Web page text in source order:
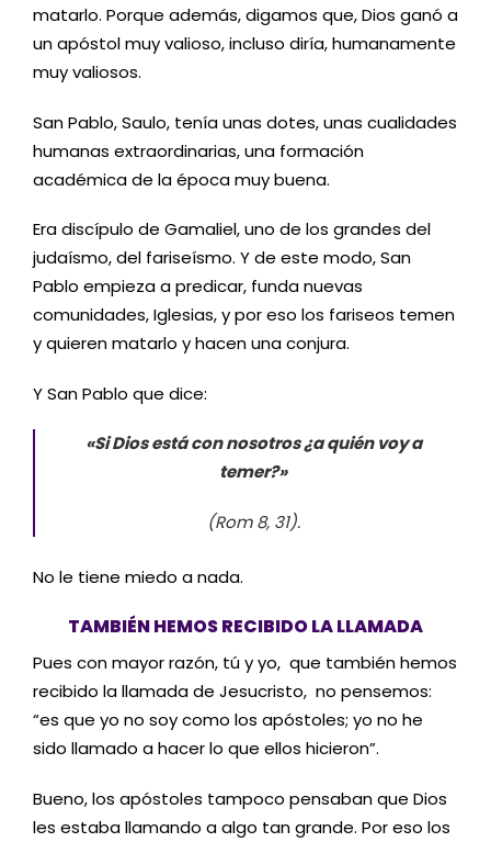
matarlo. Porque además, digamos que, Dios ganó a
un apóstol muy valioso, incluso diría, humanamente
muy valiosos.
San Pablo, Saulo, tenía unas dotes, unas cualidades
humanas extraordinarias, una formación
académica de la época muy buena.
Era discípulo de Gamaliel, uno de los grandes del
judaísmo, del fariseísmo. Y de este modo, San
Pablo empieza a predicar, funda nuevas
comunidades, Iglesias, y por eso los fariseos temen
y quieren matarlo y hacen una conjura.
Y San Pablo que dice:
«Si Dios está con nosotros ¿a quién voy a
temer?»
(Rom 8, 31).
No le tiene miedo a nada.
TAMBIÉN HEMOS RECIBIDO LA LLAMADA
Pues con mayor razón, tú y yo, que también hemos
recibido la llamada de Jesucristo, no pensemos:
“es que yo no soy como los apóstoles; yo no he
sido llamado a hacer lo que ellos hicieron”.
Bueno, los apóstoles tampoco pensaban que Dios
les estaba llamando a algo tan grande. Por eso los